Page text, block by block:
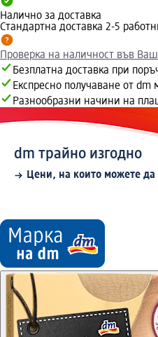
Налично за доставка
Стандартна доставка 2-5
Проверка на наличност във
Безплатна доставка при
Експресно получаване от dm
Разнообразни начини на
dm трайно изгодно
Цени, на които можете да